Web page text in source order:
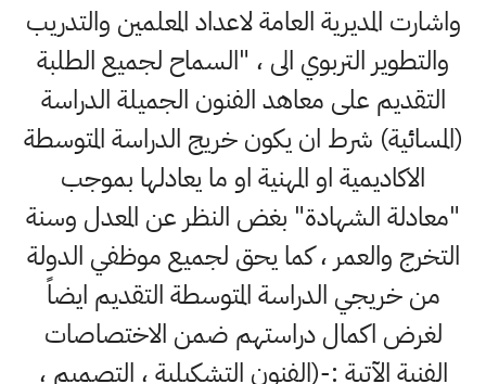
واشارت المديرية العامة لاعداد المعلمين والتدريب
والتطوير التربوي الى ، "السماح لجميع الطلبة
التقديم على معاهد الفنون الجميلة الدراسة
(المسائية) شرط ان يكون خريج الدراسة المتوسطة
الاكاديمية او المهنية او ما يعادلها بموجب
"معادلة الشهادة" بغض النظر عن المعدل وسنة
التخرج والعمر ، كما يحق لجميع موظفي الدولة
من خريجي الدراسة المتوسطة التقديم ايضاً
لغرض اكمال دراستهم ضمن الاختصاصات
الفنية الآتية :-(الفنون التشكيلية ، التصميم ،